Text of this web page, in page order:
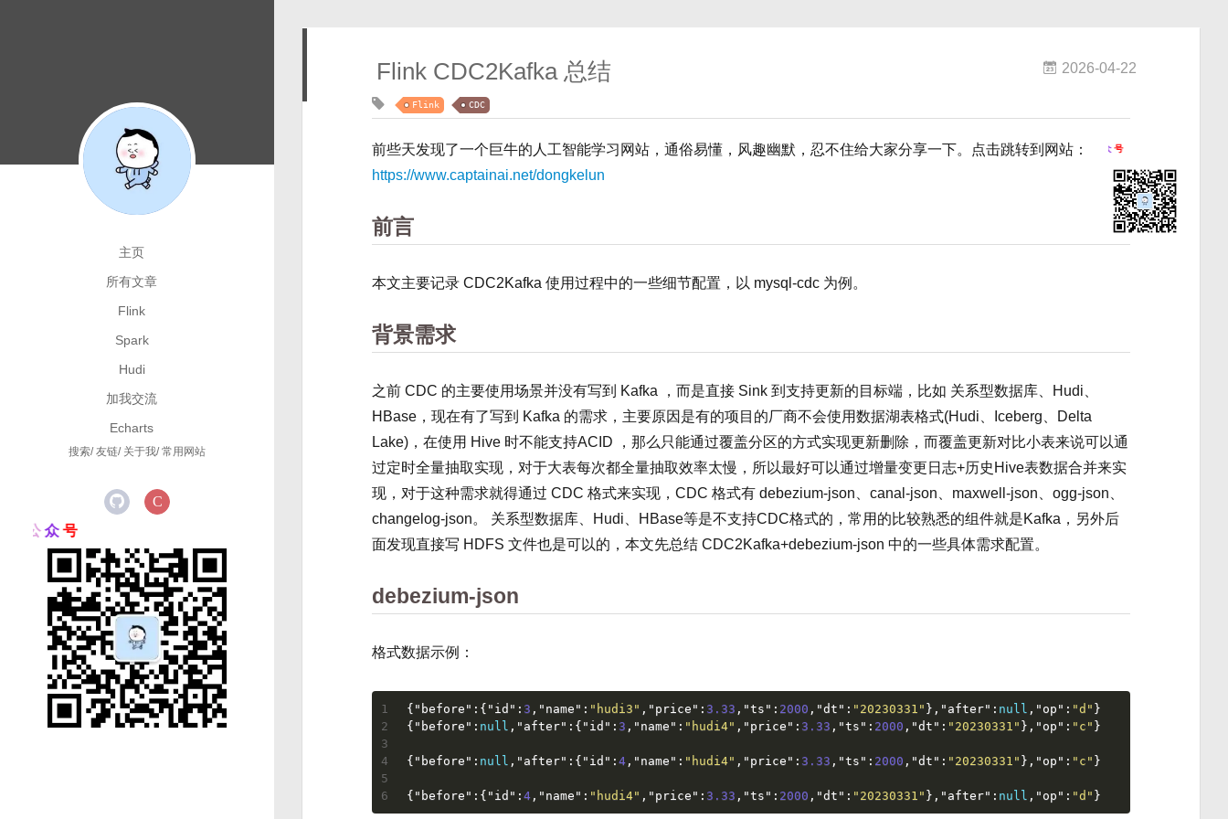
主页
所有文章
Flink
Spark
Hudi
加我交流
Echarts
搜索 友链 关于我 常用网站
众 号
Flink CDC2Kafka 总结 2026-04-22
Flink CDC
前些天发现了一个巨牛的人工智能学习网站，通俗易懂，风趣幽默，忍不住给大家分享一下。点击跳转到网站：
https://www.captainai.net/dongkelun
欢 迎 关 注 我 的 公 号
前言
本文主要记录 CDC2Kafka 使用过程中的一些细节配置，以 mysql-cdc 为例。
背景需求
之前 CDC 的主要使用场景并没有写到 Kafka ，而是直接 Sink 到支持更新的目标端，比如 关系型数据库、Hudi、
HBase，现在有了写到 Kafka 的需求，主要原因是有的项目的厂商不会使用数据湖表格式(Hudi、Iceberg、Delta
Lake)，在使用 Hive 时不能支持ACID ，那么只能通过覆盖分区的方式实现更新删除，而覆盖更新对比小表来说可以通
过定时全量抽取实现，对于大表每次都全量抽取效率太慢，所以最好可以通过增量变更日志+历史Hive表数据合并来实
现，对于这种需求就得通过 CDC 格式来实现，CDC 格式有 debezium-json、canal-json、maxwell-json、ogg-json、
changelog-json。 关系型数据库、Hudi、HBase等是不支持CDC格式的，常用的比较熟悉的组件就是Kafka，另外后
面发现直接写 HDFS 文件也是可以的，本文先总结 CDC2Kafka+debezium-json 中的一些具体需求配置。
debezium-json
格式数据示例：
1
2
3
4
5
6
{ "before" : { "id" : 3 , "name" : "hudi3" , "price" : 3.33 , "ts" : 2000 , "dt" : "20230331" } , "after" : null , "op" : "d" }
{ "before" : null , "after" : { "id" : 3 , "name" : "hudi4" , "price" : 3.33 , "ts" : 2000 , "dt" : "20230331" } , "op" : "c" }
{ "before" : null , "after" : { "id" : 4, "name" : "hudi4" , "price" : 3.33 , "ts" : 2000 , "dt" : "20230331" } , "op" : "c" }
{ "before" : { "id" : 4, "name" : "hudi4" , "price" : 3.33 , "ts" : 2000 , "dt" : "20230331" } , "after" : null , "op" : "d" }
前言
背景需求
相同主键落在同分区
建表
插入图片
DBeaver 里查看验证
Kafka 数据验证
base64 验证
完整SQL